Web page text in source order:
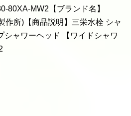
80XA-MW2【ブランド名】
作所)【商品説明】三栄水栓 シャ
シャワーヘッド 【ワイドシャワ